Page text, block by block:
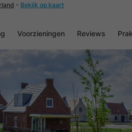
Voorzieningen Reviews
- Bekijk op kaart